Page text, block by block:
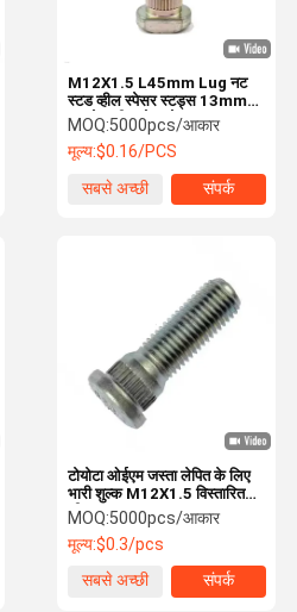
M12X1.5 L45mm Lug नट
स्टड व्हील स्पेसर स्टड्स 13mm
कट हेड व्हील बोल्ट के साथ नट
MOQ:5000pcs/आकार
मूल्य:$0.16/PCS
सबसे अच्छी
संपर्क
टोयोटा ओईएम जस्ता लेपित के लिए
भारी शुल्क M12X1.5 विस्तारित
व्हील स्टड
MOQ:5000pcs/आकार
मूल्य:$0.3/pcs
सबसे अच्छी
संपर्क